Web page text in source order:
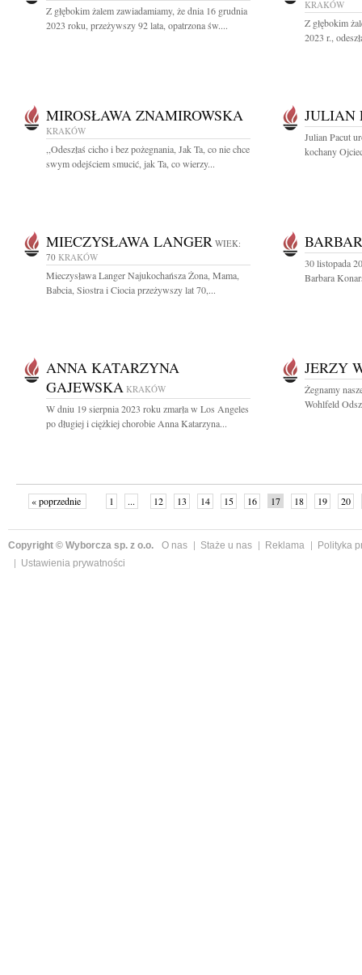
Z głębokim żalem zawiadamiamy, że dnia 16 grudnia
2023 roku, przeżywszy 92 lata, opatrzona św....
KRAKÓW
Z głębokim
2023 r.,
MIROSŁAWA ZNAMIROWSKA
KRAKÓW
,,Odeszłaś cicho i bez pożegnania, Jak Ta, co nie chce
swym odejściem smucić, jak Ta, co wierzy...
JULIAN
Julian Pacut
kochany
MIECZYSŁAWA LANGER WIEK:
70 KRAKÓW
Mieczysława Langer Najukochańsza Żona, Mama,
Babcia, Siostra i Ciocia przeżywszy lat 70,...
30 listopada
Barbara
ANNA KATARZYNA
GAJEWSKA KRAKÓW
W dniu 19 sierpnia 2023 roku zmarła w Los Angeles
po długiej i ciężkiej chorobie Anna Katarzyna...
JERZY
Żegnamy
Wohlfeld
« poprzednie 1 ... 12 13 14 15 16 17 18 19
20
Copyright © Wyborcza sp. z o.o. O nas Staże u nas Reklama
Polityka
Ustawienia prywatności